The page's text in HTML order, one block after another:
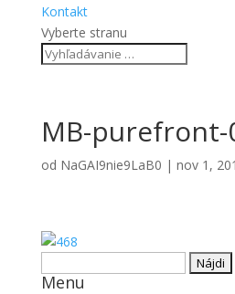
Kontakt
Vyberte stranu
MB-purefront-
od NaGAI9nie9LaB0 | nov 1,
Menu